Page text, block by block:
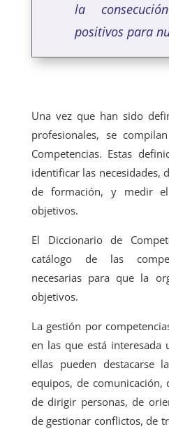
la
positivos para
Una vez que han sido
profesionales, se
Competencias. Estas
identificar las necesidades,
de formación, y medir
objetivos.
El Diccionario de
catálogo de las
necesarias para que la
objetivos.
La gestión por
en las que está interesada
ellas pueden destacarse
equipos, de comunicación,
de dirigir personas, de
de gestionar conflictos, de